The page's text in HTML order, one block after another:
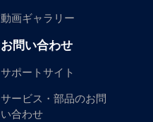
動画ギャラリー
お問い合わせ
サポートサイト
サービス・部品のお問
い合わせ